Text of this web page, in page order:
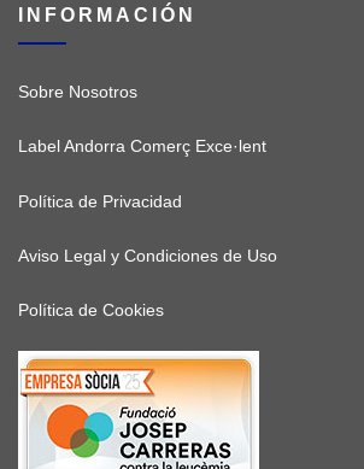
INFORMACIÓN
Sobre Nosotros
Label Andorra Comerç Exce·lent
Política de Privacidad
Aviso Legal y Condiciones de Uso
Política de Cookies